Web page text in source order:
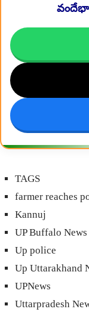
TAGS
farmer reaches
Kannuj
UP Buffalo
Up police
Up Uttarakhand
UPNews
Uttarpradesh